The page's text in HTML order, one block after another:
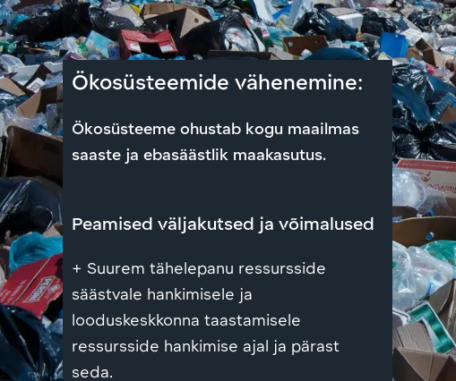
Ökosüsteemide vähenemine:
Ökosüsteeme ohustab kogu maailmas
saaste ja ebasäästlik maakasutus.
Peamised väljakutsed ja võimalused
+ Suurem tähelepanu ressursside
säästvale hankimisele ja
looduskeskkonna taastamisele
ressursside hankimise ajal ja pärast
seda.